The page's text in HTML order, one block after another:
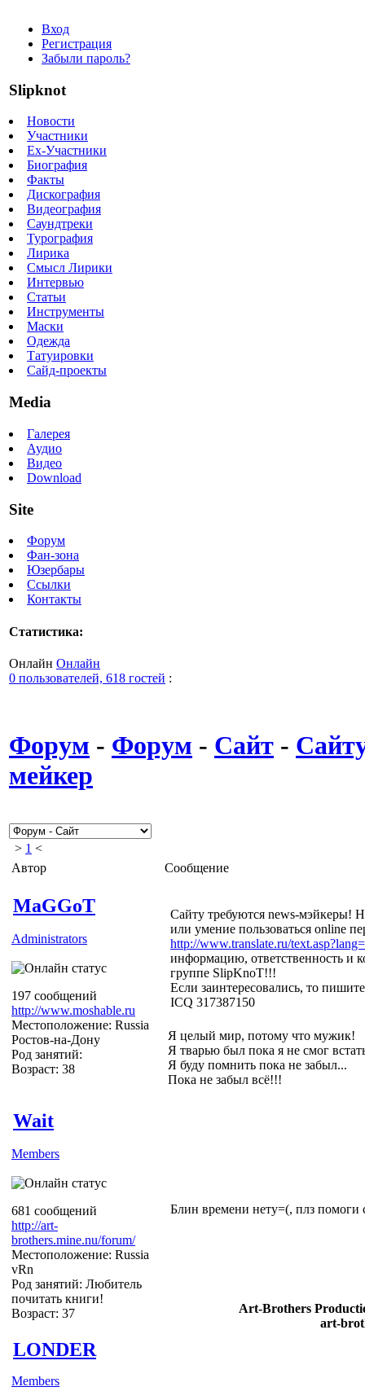
Вход
Регистрация
Забыли пароль?
Slipknot
Новости
Участники
Ex-Участники
Биография
Факты
Дискография
Видеография
Саундтреки
Турография
Лирика
Смысл Лирики
Интервью
Статьи
Инструменты
Маски
Одежда
Татуировки
Сайд-проекты
Media
Галерея
Аудио
Видео
Download
Site
Форум
Фан-зона
Юзербары
Ссылки
Контакты
Статистика:
Онлайн Онлайн
0 пользователей, 618 гостей :
Форум - Форум - Сайт -
мейкер
> 1 <
Автор
Сообщение
MaGGoT
Administrators
197 сообщений
http://www.moshable.ru
Местоположение: Russia
Ростов-на-Дону
Род занятий:
Возраст: 38
Сайту требуются news-мэйкеры!
или умение пользоваться online
http://www.translate.ru/
информацию, ответственность и
группе SlipKnoT!!!
Если заинтересовались, то
ICQ 317387150
Я целый мир, потому что мужик!
Я тварью был пока я не смог
Я буду помнить пока не забыл...
Пока не забыл всё!!!
Wait
Members
681 сообщений
http://art-
brothers.mine.nu/forum/
Местоположение: Russia
vRn
Род занятий: Любитель
почитать книги!
Возраст: 37
Блин времени нету=(, плз помоги
Art-Brothers
art-
LONDER
Members